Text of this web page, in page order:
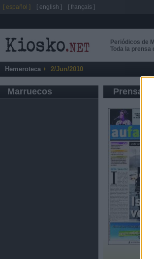
Periódicos de
Toda la prensa
Hemeroteca 2/Jun/2010
Marruecos Prensa
[ español ] [ english ] [ français ]